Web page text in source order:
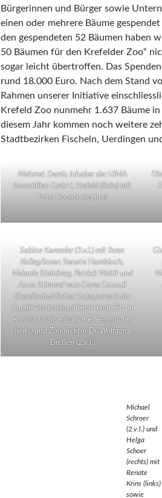
Bürgerinnen und Bürger sowie
einen oder mehrere Bäume
den gespendeten 52 Bäumen haben
50 Bäumen für den Krefelder Zoo“
sogar leicht übertroffen. Das
rund 18.000 Euro. Nach dem Stand
Rahmen unserer Initiative
Krefeld Zoo nunmehr 1.637 Bäume
diesem Jahr kommen noch weitere
Stadtbezirken Fischeln, Uerdingen
Mehmet Demir, Inhaber der HIMA
Immobilien GmbH, Krefeld (links) mit
Peter Koenen (rechts)
Sabine Kammler (3.v.l.) mit ihren
Kolleg/innen Renate Hambloch,
Melanie Steinberg, Patrick Wohlt und
Anna Krimmel vom Cares Council
(Gesellschaftliches Engagement) der
Cargill Deutschland GmbH mit Sitz in
Krefeld sowie Friedrich R. Berlemann
(links) und Zoodirektor Dr. Wolfgang
Dreßen (2.v.l.)
Michael
Schroer
(2.v.l.) und
Helga
Schoer
(rechts) mit
Renate
Krins (links)
sowie